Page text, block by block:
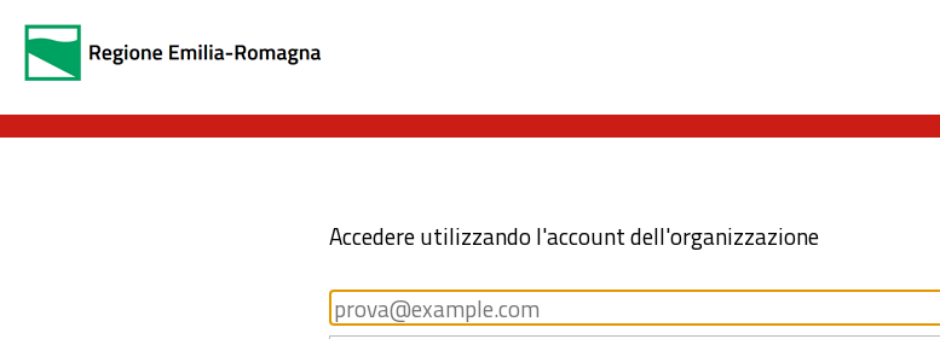
Accedere utilizzando l'account dell'organizzazione